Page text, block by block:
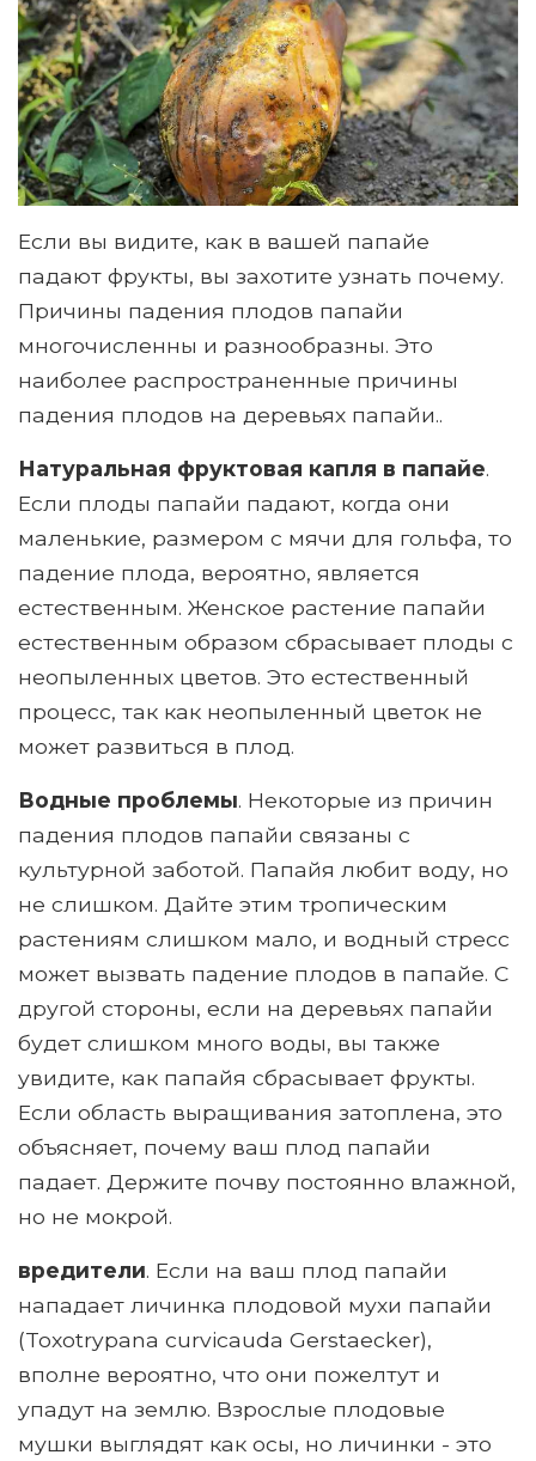
Если вы видите, как в вашей папайе
падают фрукты, вы захотите узнать почему.
Причины падения плодов папайи
многочисленны и разнообразны. Это
наиболее распространенные причины
падения плодов на деревьях папайи..
Натуральная фруктовая капля в папайе.
Если плоды папайи падают, когда они
маленькие, размером с мячи для гольфа, то
падение плода, вероятно, является
естественным. Женское растение папайи
естественным образом сбрасывает плоды с
неопыленных цветов. Это естественный
процесс, так как неопыленный цветок не
может развиться в плод.
Водные проблемы. Некоторые из причин
падения плодов папайи связаны с
культурной заботой. Папайя любит воду, но
не слишком. Дайте этим тропическим
растениям слишком мало, и водный стресс
может вызвать падение плодов в папайе. С
другой стороны, если на деревьях папайи
будет слишком много воды, вы также
увидите, как папайя сбрасывает фрукты.
Если область выращивания затоплена, это
объясняет, почему ваш плод папайи
падает. Держите почву постоянно влажной,
но не мокрой.
вредители. Если на ваш плод папайи
нападает личинка плодовой мухи папайи
(Toxotrypana curvicauda Gerstaecker),
вполне вероятно, что они пожелтут и
упадут на землю. Взрослые плодовые
мушки выглядят как осы, но личинки - это